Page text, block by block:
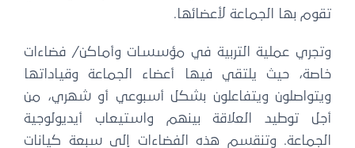
تقوم بها الجماعة لأعضائها.
وتجري عملية التربية في مؤسسات وأماكن/ فضاءات
خاصة، حيث يلتقي فيها أعضاء الجماعة وقياداتها
ويتواصلون ويتفاعلون بشكل أسبوعي أو شهري، من
أجل توطيد العلاقة بينهم واستيعاب أيديولوجية
الجماعة. وتنقسم هذه الفضاءات إلى سبعة كيانات